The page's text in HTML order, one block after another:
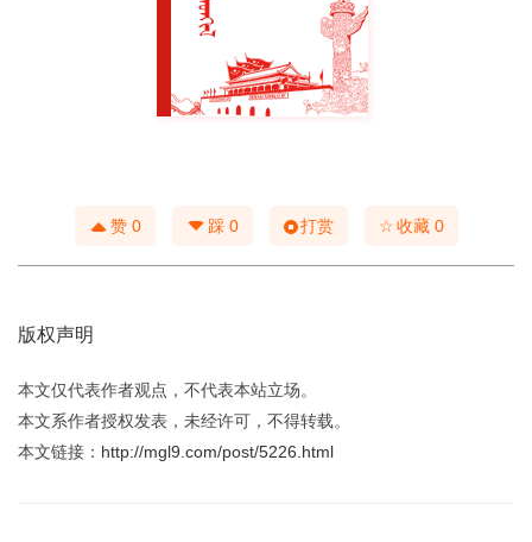
赞 0 踩 0 打赏 ☆收藏 0
版权声明
本文仅代表作者观点，不代表本站立场。
本文系作者授权发表，未经许可，不得转载。
本文链接： http://mgl9.com/post/5226.html